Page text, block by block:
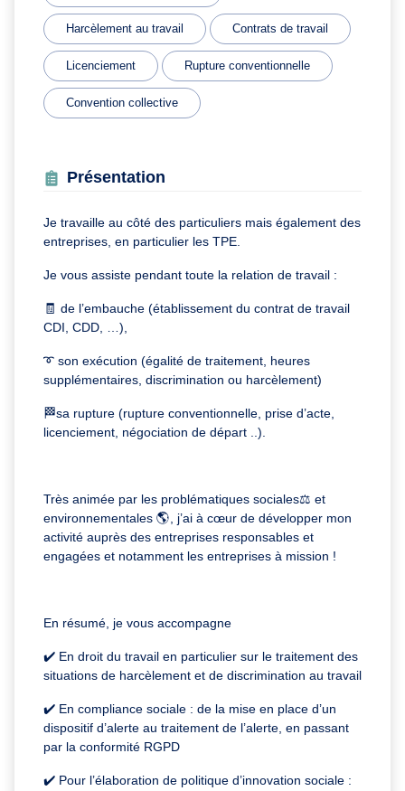
Harcèlement au travail Contrats de travail
Licenciement Rupture conventionnelle
Convention collective
Présentation
Je travaille au côté des particuliers mais également des
entreprises, en particulier les TPE.
Je vous assiste pendant toute la relation de travail :
🧾 de l’embauche (établissement du contrat de travail
CDI, CDD, …),
➰ son exécution (égalité de traitement, heures
supplémentaires, discrimination ou harcèlement)
🏁sa rupture (rupture conventionnelle, prise d’acte,
licenciement, négociation de départ ..).
Très animée par les problématiques sociales⚖️ et
environnementales 🌎, j’ai à cœur de développer mon
activité auprès des entreprises responsables et
engagées et notamment les entreprises à mission !
En résumé, je vous accompagne
✔️ En droit du travail en particulier sur le traitement des
situations de harcèlement et de discrimination au travail
✔️ En compliance sociale : de la mise en place d’un
dispositif d’alerte au traitement de l’alerte, en passant
par la conformité RGPD
✔️ Pour l’élaboration de politique d’innovation sociale :